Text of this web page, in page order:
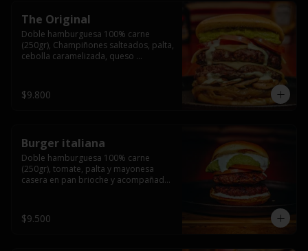
The Original
Doble hamburguesa 100% carne
(250gr), Champiñones salteados, palta,
cebolla caramelizada, queso
fritas.
$9.800
Burger italiana
Doble hamburguesa 100% carne
(250gr), tomate, palta y mayonesa
casera en pan brioche y acompañado
$9.500